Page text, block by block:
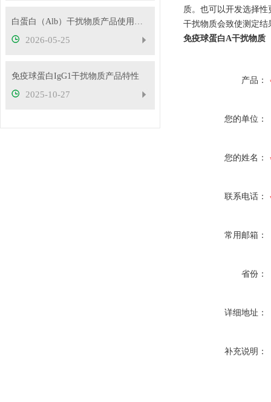
白蛋白（Alb）干扰物质产品使用方法
2026-05-25
免疫球蛋白IgG1干扰物质产品特性
2025-10-27
质。也可以开发选择
干扰物质会致使测定
免疫球蛋白A干扰物质
产品：
您的单位：
您的姓名：
联系电话：
常用邮箱：
省份：
详细地址：
补充说明：